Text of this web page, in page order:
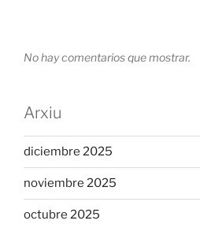
No hay comentarios que mostrar.
Arxiu
diciembre 2025
noviembre 2025
octubre 2025